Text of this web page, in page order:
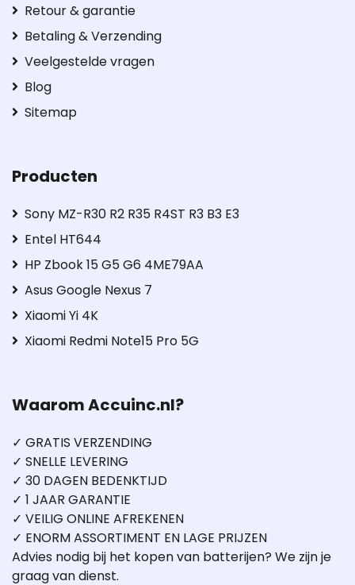
Retour & garantie
Betaling & Verzending
Veelgestelde vragen
Blog
Sitemap
Producten
Sony MZ-R30 R2 R35 R4ST R3 B3 E3
Entel HT644
HP Zbook 15 G5 G6 4ME79AA
Asus Google Nexus 7
Xiaomi Yi 4K
Xiaomi Redmi Note15 Pro 5G
Waarom Accuinc.nl?
✓ GRATIS VERZENDING
✓ SNELLE LEVERING
✓ 30 DAGEN BEDENKTIJD
✓ 1 JAAR GARANTIE
✓ VEILIG ONLINE AFREKENEN
✓ ENORM ASSORTIMENT EN LAGE PRIJZEN
Advies nodig bij het kopen van batterijen? We zijn je
graag van dienst.